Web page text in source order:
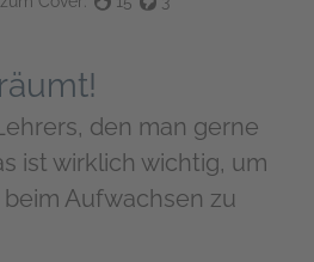
den man gerne
ist wirklich wichtig, um
Aufwachsen zu